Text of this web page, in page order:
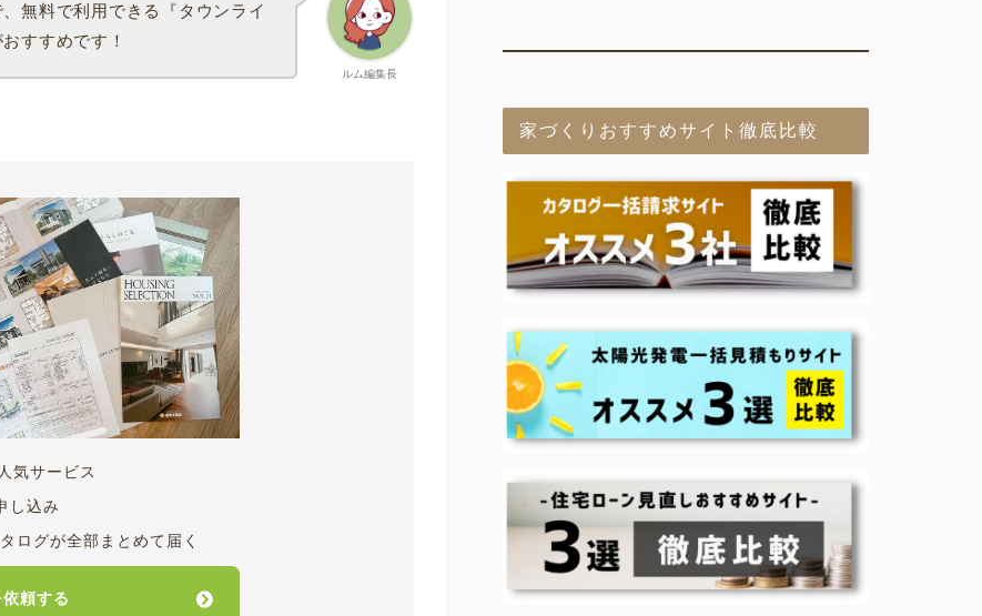
ルム編集長
無料で利用できる『タウンライ
すすめです！
気サービス
し込み
ログが全部まとめて届く
頼する
家づくりおすすめサイト徹底比較